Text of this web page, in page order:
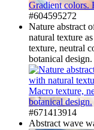
#604595272
Nature abstract
natural texture
texture, neutral
botanical design.
#671413914
Abstract wave